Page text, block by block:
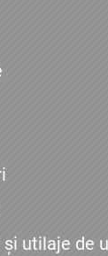
utilaje de